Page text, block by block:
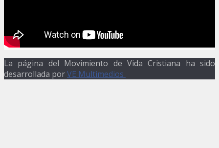
La página del Movimiento de Vida Cristiana ha sido
desarrollada porVE Multimedios